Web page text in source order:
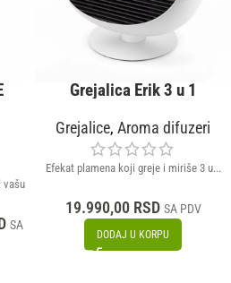
vašu
SA
Grejalica Erik 3 u 1
Grejalice, Aroma difuzeri
Efekat plamena koji greje i miriše 3 u...
19.990,00 RSD SA PDV
DODAJ U KORPU